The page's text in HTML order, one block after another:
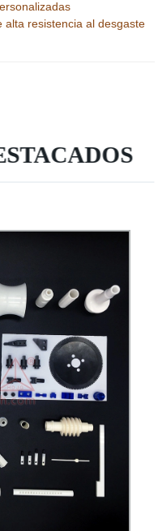
alta resistencia al desgaste